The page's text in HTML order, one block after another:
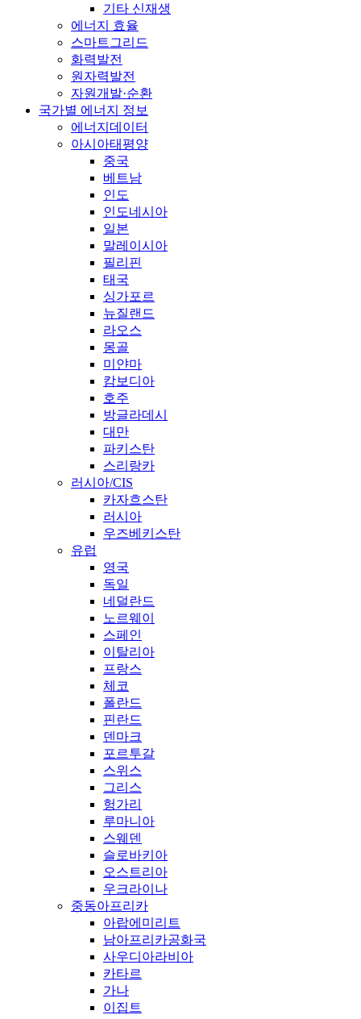
기타 신재생
에너지 효율
스마트그리드
화력발전
원자력발전
자원개발·순환
국가별 에너지 정보
에너지데이터
아시아태평양
중국
베트남
인도
인도네시아
일본
말레이시아
필리핀
태국
싱가포르
뉴질랜드
라오스
몽골
미얀마
캄보디아
호주
방글라데시
대만
파키스탄
스리랑카
러시아/CIS
카자흐스탄
러시아
우즈베키스탄
유럽
영국
독일
네덜란드
노르웨이
스페인
이탈리아
프랑스
체코
폴란드
핀란드
덴마크
포르투갈
스위스
그리스
헝가리
루마니아
스웨덴
슬로바키아
오스트리아
우크라이나
중동아프리카
아랍에미리트
남아프리카공화국
사우디아라비아
카타르
가나
이집트